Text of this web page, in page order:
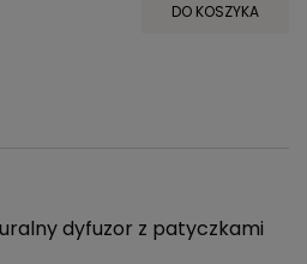
DO KOSZYKA
dyfuzor z patyczkami